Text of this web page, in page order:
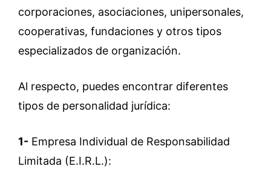
corporaciones, asociaciones, unipersonales,
cooperativas, fundaciones y otros tipos
especializados de organización.
Al respecto, puedes encontrar diferentes
tipos de personalidad jurídica:
1- Empresa Individual de Responsabilidad
Limitada (E.I.R.L.):